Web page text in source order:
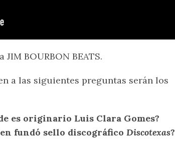
JIM BOURBON BEATS.
a las siguientes preguntas serán los
es originario Luis Clara Gomes?
fundó sello discográfico Discotexas?